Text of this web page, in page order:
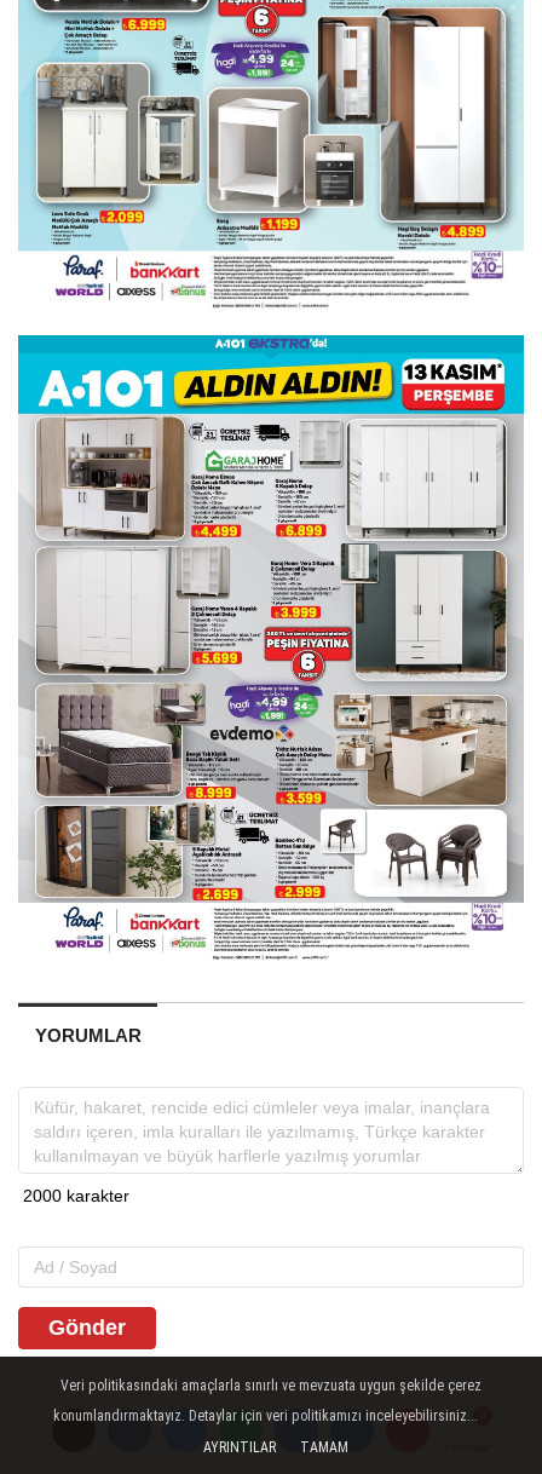
YORUMLAR
Gönder
Veri politikasındaki amaçlarla sınırlı ve mevzuata uygun şekilde çerez
konumlandırmaktayız. Detaylar için veri politikamızı inceleyebilirsiniz...
AYRINTILAR
TAMAM